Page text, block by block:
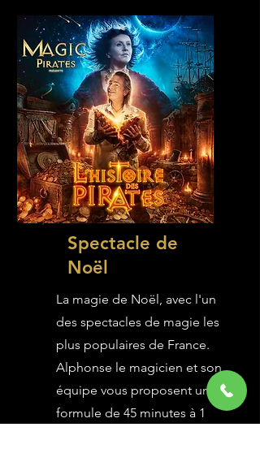
Spectacle de
Noël
La magie de Noël, avec l'un
des spectacles de magie les
plus populaires de France.
Alphonse le magicien et son
équipe vous proposent une
formule de 45 minutes à 1